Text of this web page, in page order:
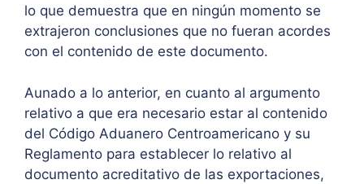
lo que demuestra que en ningún momento se
extrajeron conclusiones que no fueran acordes
con el contenido de este documento.
Aunado a lo anterior, en cuanto al argumento
relativo a que era necesario estar al contenido
del Código Aduanero Centroamericano y su
Reglamento para establecer lo relativo al
documento acreditativo de las exportaciones,